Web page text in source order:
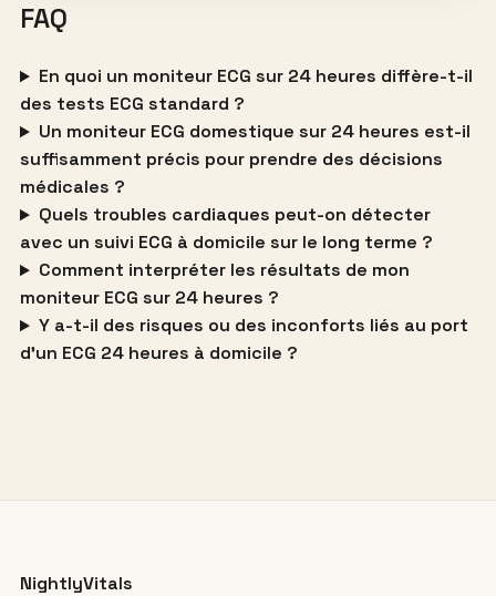
FAQ
En quoi un moniteur ECG sur 24 heures diffère-t-il
des tests ECG standard ?
Un moniteur ECG domestique sur 24 heures est-il
suffisamment précis pour prendre des décisions
médicales ?
Quels troubles cardiaques peut-on détecter
avec un suivi ECG à domicile sur le long terme ?
Comment interpréter les résultats de mon
moniteur ECG sur 24 heures ?
Y a-t-il des risques ou des inconforts liés au port
d’un ECG 24 heures à domicile ?
NightlyVitals